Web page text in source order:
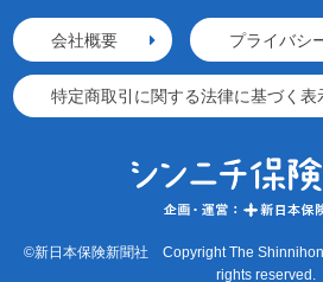
会社概要 プライバシ
特定商取引に関する法律に基づく表
©新日本保険新聞社 Copyright The Shinnihon
rights reserved.